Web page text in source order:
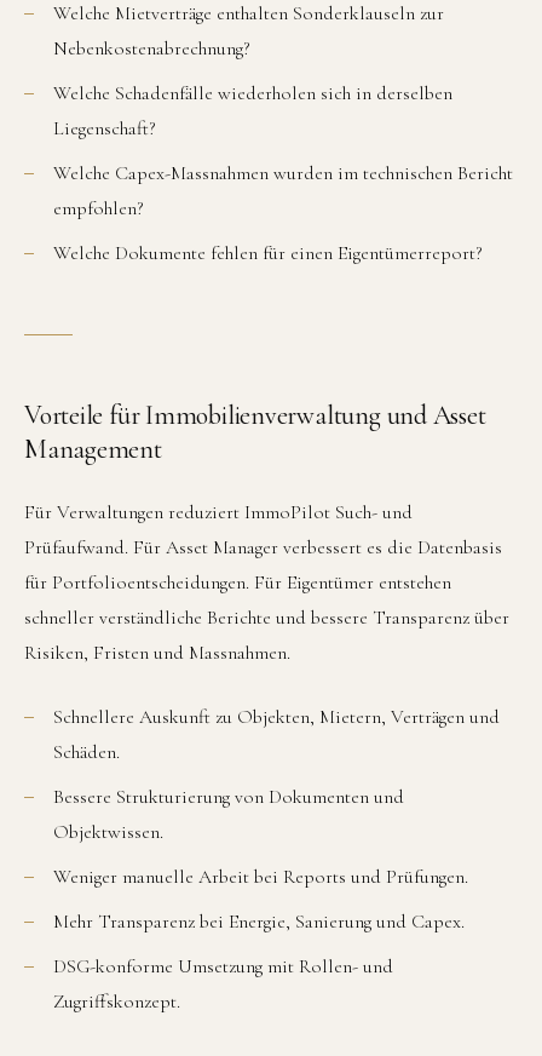
Welche Mietverträge enthalten Sonderklauseln zur
Nebenkostenabrechnung?
Welche Schadenfälle wiederholen sich in derselben
Liegenschaft?
Welche Capex-Massnahmen wurden im technischen Bericht
empfohlen?
Welche Dokumente fehlen für einen Eigentümerreport?
Vorteile für Immobilienverwaltung und Asset
Management
Für Verwaltungen reduziert ImmoPilot Such- und
Prüfaufwand. Für Asset Manager verbessert es die Datenbasis
für Portfolioentscheidungen. Für Eigentümer entstehen
schneller verständliche Berichte und bessere Transparenz über
Risiken, Fristen und Massnahmen.
Schnellere Auskunft zu Objekten, Mietern, Verträgen und
Schäden.
Bessere Strukturierung von Dokumenten und
Objektwissen.
Weniger manuelle Arbeit bei Reports und Prüfungen.
Mehr Transparenz bei Energie, Sanierung und Capex.
DSG-konforme Umsetzung mit Rollen- und
Zugriffskonzept.